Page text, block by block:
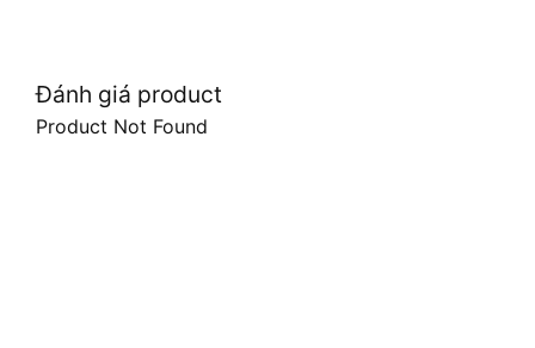
Đánh giá product
Product Not Found